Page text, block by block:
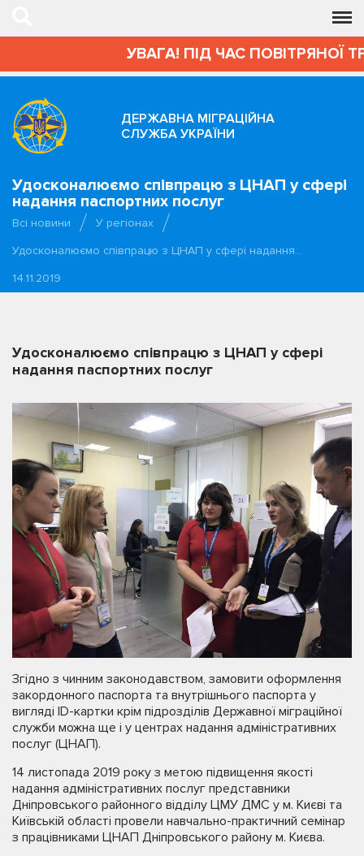
УВАГА! ПІД ЧАС ПОВІТРЯНОЇ
ДЕРЖАВНА МІГРАЦІЙНА
СЛУЖБА УКРАЇНИ
Удосконалюємо співпрацю з ЦНАП у сфері
надання паспортних послуг
Всі новини
У регіонах
Удосконалюємо співпрацю з ЦНАП у сфері надання…
14.11.2019
Удосконалюємо співпрацю з ЦНАП у сфері
надання паспортних послуг
Згідно з чинним законодавством, замовити оформлення
закордонного паспорта та внутрішнього паспорта у
вигляді ID-картки крім підрозділів Державної міграційної
служби можна ще і у центрах надання адміністративних
послуг (ЦНАП).
14 листопада 2019 року з метою підвищення якості
надання адміністративних послуг представники
Дніпровського районного відділу ЦМУ ДМС у м. Києві та
Київській області провели навчально-практичний семінар
з працівниками ЦНАП Дніпровського району м. Києва.